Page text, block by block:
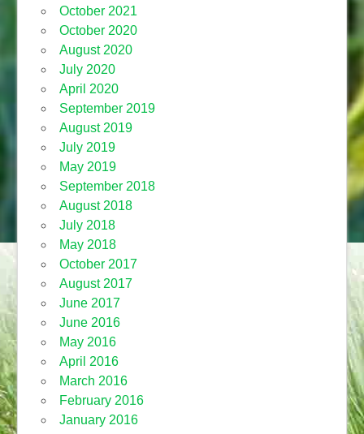
October 2021
October 2020
August 2020
July 2020
April 2020
September 2019
August 2019
July 2019
May 2019
September 2018
August 2018
July 2018
May 2018
October 2017
August 2017
June 2017
June 2016
May 2016
April 2016
March 2016
February 2016
January 2016